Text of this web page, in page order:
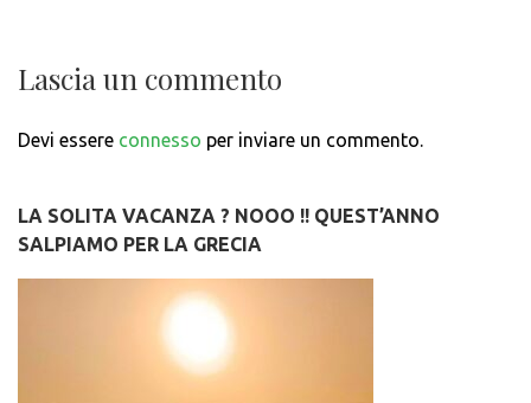
Lascia un commento
Devi essere connesso per inviare un commento.
LA SOLITA VACANZA ? NOOO !! QUEST’ANNO
SALPIAMO PER LA GRECIA